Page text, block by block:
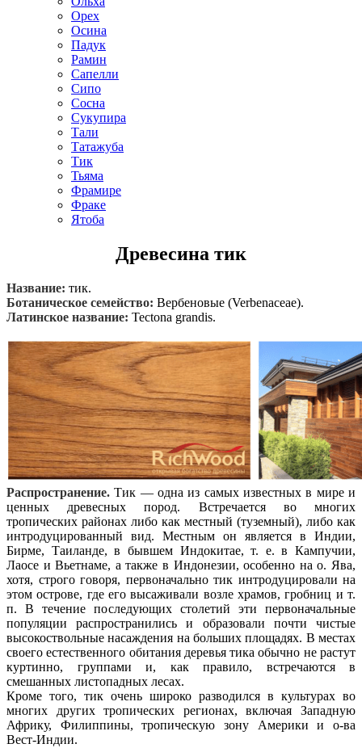
Орех
Осина
Падук
Рамин
Сапелли
Сипо
Сосна
Сукупира
Тали
Татажуба
Тик
Тьяма
Фрамире
Фраке
Ятоба
Древесина тик
Название: тик.
Ботаническое семейство: Вербеновые (Verbenaceae).
Латинское название: Tectona grandis.
Распространение. Тик — одна из самых известных в мире и
ценных древесных пород. Встречается во многих
тропических районах либо как местный (туземный), либо как
интродуцированный вид. Местным он является в Индии,
Бирме, Таиланде, в бывшем Индокитае, т. е. в Кампучии,
Лаосе и Вьетнаме, а также в Индонезии, особенно на о. Ява,
хотя, строго говоря, первоначально тик интродуцировали на
этом острове, где его высаживали возле храмов, гробниц и т.
п. В течение последующих столетий эти первоначальные
популяции распространились и образовали почти чистые
высокоствольные насаждения на больших площадях. В местах
своего естественного обитания деревья тика обычно не растут
куртинно, группами и, как правило, встречаются в
смешанных листопадных лесах.
Кроме того, тик очень широко разводился в культурах во
многих других тропических регионах, включая Западную
Африку, Филиппины, тропическую зону Америки и о-ва
Вест-Индии.